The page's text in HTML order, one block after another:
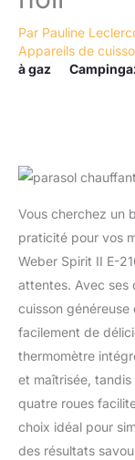
Par Pauline
Appareils de
à gaz
Vous cherchez un
praticité pour vos
Weber Spirit II E-
attentes. Avec ses
cuisson
facilement de
thermomètre
et maîtrisée,
quatre roues
choix idéal pour
des résultats